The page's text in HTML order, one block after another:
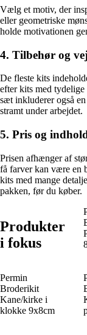
Vælg et motiv, der
eller geometriske
holde motivationen
4. Tilbehør og
De fleste kits
efter kits med
sæt inkluderer også
stramt under arbejdet.
5. Pris og
Prisen afhænger af
få farver kan være en
kits med mange
pakken, før du køber.
Produkter
i fokus
Permin
Broderikit
Kane/kirke i
klokke 9x8cm